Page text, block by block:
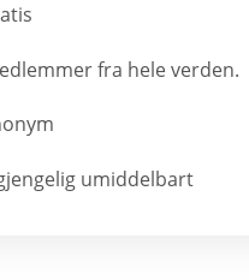
fra hele verden.
umiddelbart